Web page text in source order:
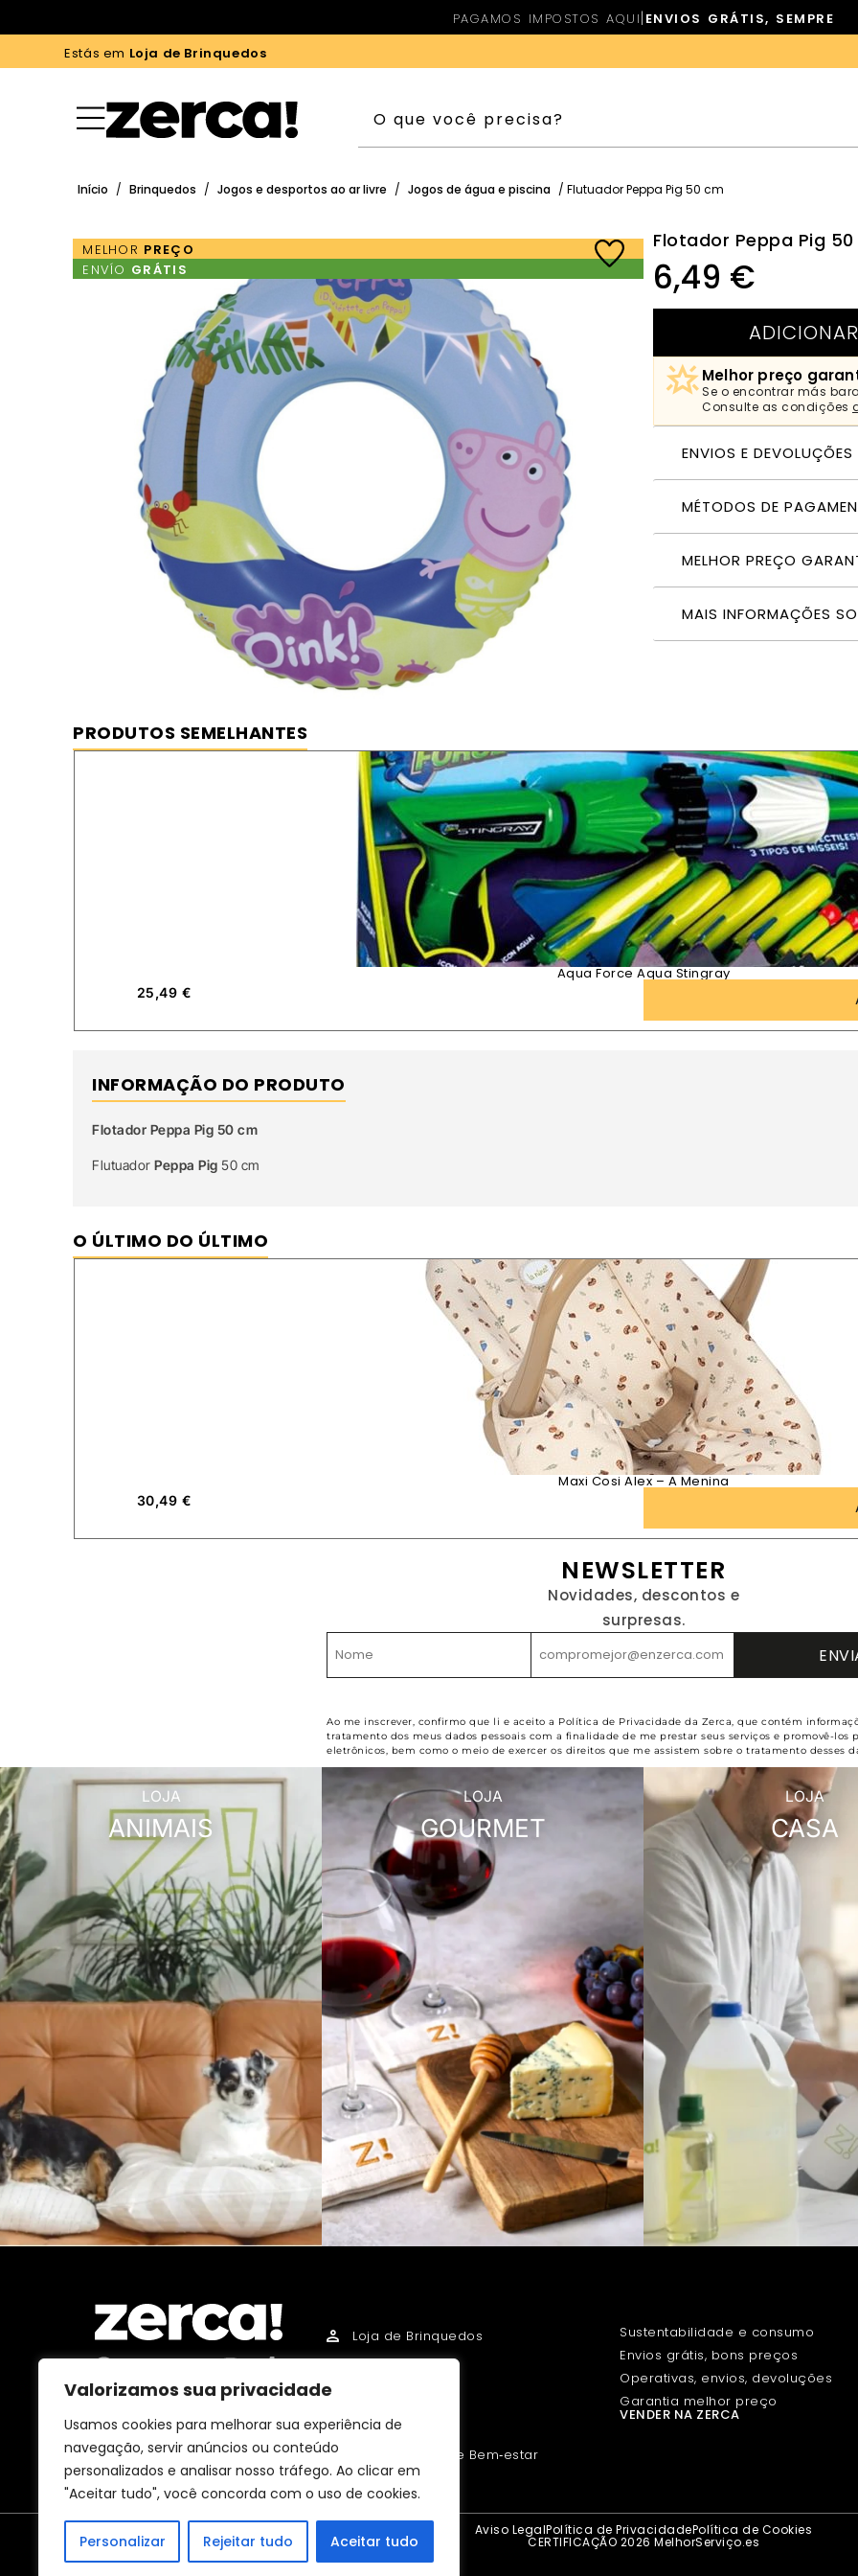
Valorizamos sua privacidade
Usamos cookies para melhorar sua experiência de
navegação, servir anúncios ou conteúdo
personalizados e analisar nosso tráfego. Ao clicar em
"Aceitar tudo", você concorda com o uso de cookies.
Personalizar Rejeitar tudo Aceitar tudo
PAGAMOS IMPOSTOS AQUI| ENVIOS GRÁTIS, SEMPRE
Estás em Loja de Brinquedos
Início / Brinquedos / Jogos e desportos ao ar livre / Jogos de água e piscina / Flutuador Peppa Pig 50 cm
MELHOR PREÇO
ENVÍO GRÁTIS
Flotador Peppa Pig
6,49 €
Melhor preço
Se o encontrar más
Consulte as condições
ENVIOS E DEVOLUÇÕES
MÉTODOS DE
MELHOR PREÇO
MAIS INFORMAÇÕES
Flotador Peppa Pig 50 cm
⦿ MELHOR PREÇO GARANTIDO ⦿ FRETE GRÁTIS
PRODUTOS SEMELHANTES
Aqua Force Aqua Stingray
25,49 €
INFORMAÇÃO DO PRODUTO
Flotador Peppa Pig 50 cm
FlutuadorPeppa Pig 50 cm
O ÚLTIMO DO ÚLTIMO
Maxi Cosi Alex – A Menina
30,49 €
NEWSLETTER
Novidades, descontos e
surpresas.
Ao me inscrever, confirmo que li e aceito a Política de Privacidade da Zerca, que contém
tratamento dos meus dados pessoais com a finalidade de me prestar seus serviços e promovê-los
eletrônicos, bem como o meio de exercer os direitos que me assistem sobre o tratamento desses
LOJA
ANIMAIS
LOJA
GOURMET
LOJA
CASA
distribuidores locais. Pagam
impostos aqui, e dinamizam a
economia e o emprego na sua
comunidade.
Loja de Brinquedos
Loja de Animais
Loja de Beleza e Bem‑estar
Sustentabilidade e consumo
Envios grátis, bons preços
Operativas, envios, devoluções
Garantia melhor preço
VENDER NA ZERCA
Aviso LegalPolítica de PrivacidadePolítica de Cookies
CERTIFICAÇÃO 2026 MelhorServiço.es